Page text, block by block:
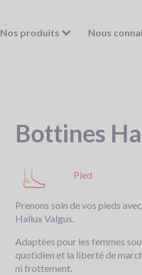
Nos produits Nous
Bottines
Pied
Prenons soin de vos pieds
Hallux Valgus.
Adaptées pour les femmes
quotidien et la liberté de
ni frottement.